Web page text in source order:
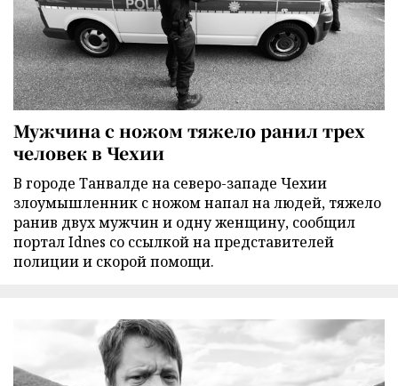
Мужчина с ножом тяжело ранил трех
человек в Чехии
В городе Танвалде на северо-западе Чехии
злоумышленник с ножом напал на людей, тяжело
ранив двух мужчин и одну женщину, сообщил
портал Idnes со ссылкой на представителей
полиции и скорой помощи.